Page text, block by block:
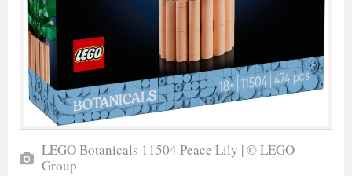
LEGO Botanicals 11504 Peace Lily | © LEGO
Group